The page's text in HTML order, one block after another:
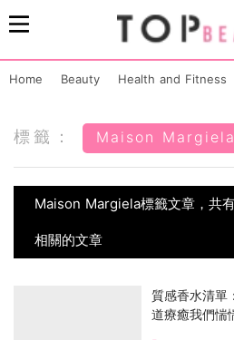
Home Beauty Health and Fitness
標籤： Maison Margiela
Maison Margiela標籤文章，共
相關的文章
質感香水清單
道療癒我們惴